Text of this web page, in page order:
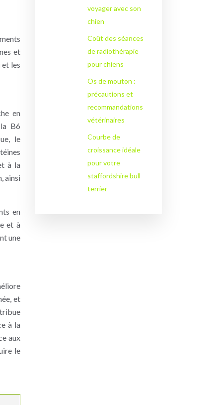
et
les
en
B6
le
à la
ainsi
en
et à
une
et
à la
aux
le
voyager avec son
chien
Coût des séances
de radiothérapie
pour chiens
Os de mouton :
précautions et
recommandations
vétérinaires
Courbe de
croissance idéale
pour votre
staffordshire bull
terrier